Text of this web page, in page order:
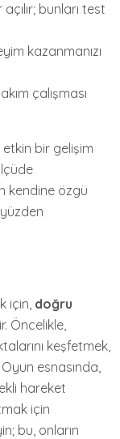
bunları test
kazanmanızı
çalışması
bir gelişim
kendine özgü
için, doğru
Öncelikle,
keşfetmek,
esnasında,
hareket
için
bu, onların